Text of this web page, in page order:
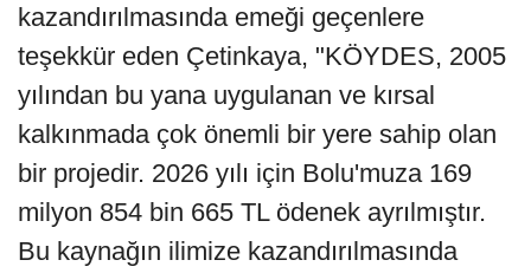
kazandırılmasında emeği geçenlere
teşekkür eden Çetinkaya, "KÖYDES, 2005
yılından bu yana uygulanan ve kırsal
kalkınmada çok önemli bir yere sahip olan
bir projedir. 2026 yılı için Bolu'muza 169
milyon 854 bin 665 TL ödenek ayrılmıştır.
Bu kaynağın ilimize kazandırılmasında